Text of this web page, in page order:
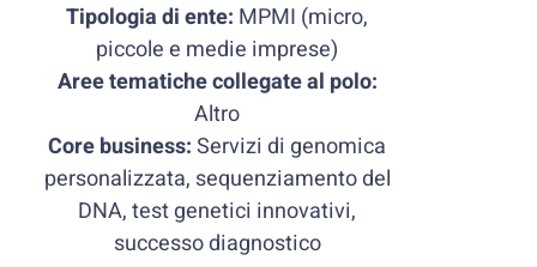
Tipologia di ente: MPMI (micro,
piccole e medie imprese)
Aree tematiche collegate al polo:
Altro
Core business:Servizi di genomica
personalizzata, sequenziamento del
DNA, test genetici innovativi,
successo diagnostico